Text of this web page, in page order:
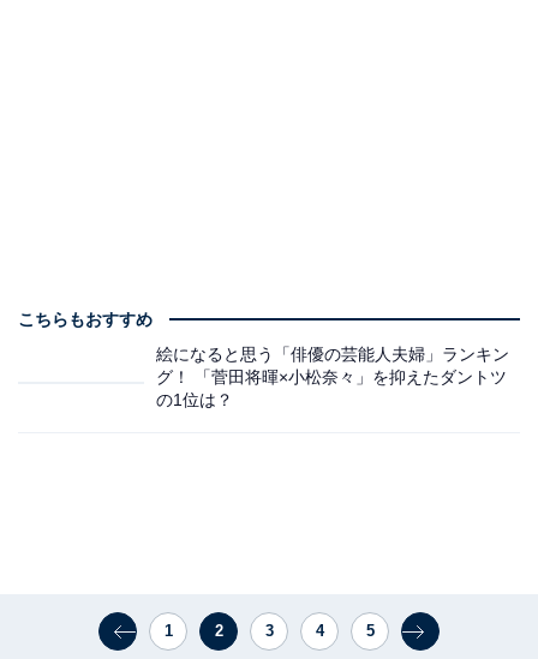
こちらもおすすめ
絵になると思う「俳優の芸能人夫婦」ランキン
グ！ 「菅田将暉×小松奈々」を抑えたダントツ
の1位は？
1 2 3 4 5